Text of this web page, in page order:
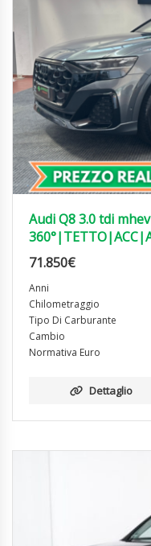
Audi Q8 3.0 tdi
71.850€
Anni
Chilometraggio
Tipo Di Carburante
Cambio
Normativa Euro
Dettaglio